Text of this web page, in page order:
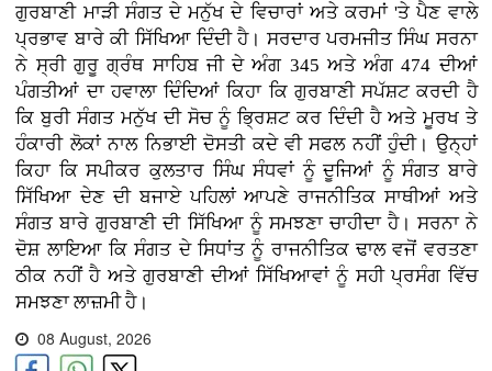
ਗੁਰਬਾਣੀ ਮਾੜੀ ਸੰਗਤ ਦੇ ਮਨੁੱਖ ਦੇ ਵਿਚਾਰਾਂ ਅਤੇ ਕਰਮਾਂ 'ਤੇ ਪੈਣ ਵਾਲੇ
ਪ੍ਰਭਾਵ ਬਾਰੇ ਕੀ ਸਿੱਖਿਆ ਦਿੰਦੀ ਹੈ। ਸਰਦਾਰ ਪਰਮਜੀਤ ਸਿੰਘ ਸਰਨਾ
ਨੇ ਸ੍ਰੀ ਗੁਰੂ ਗ੍ਰੰਥ ਸਾਹਿਬ ਜੀ ਦੇ ਅੰਗ 345 ਅਤੇ ਅੰਗ 474 ਦੀਆਂ
ਪੰਗਤੀਆਂ ਦਾ ਹਵਾਲਾ ਦਿੰਦਿਆਂ ਕਿਹਾ ਕਿ ਗੁਰਬਾਣੀ ਸਪੱਸ਼ਟ ਕਰਦੀ ਹੈ
ਕਿ ਬੁਰੀ ਸੰਗਤ ਮਨੁੱਖ ਦੀ ਸੋਚ ਨੂੰ ਭ੍ਰਿਸ਼ਟ ਕਰ ਦਿੰਦੀ ਹੈ ਅਤੇ ਮੂਰਖ ਤੇ
ਹੰਕਾਰੀ ਲੋਕਾਂ ਨਾਲ ਨਿਭਾਈ ਦੋਸਤੀ ਕਦੇ ਵੀ ਸਫਲ ਨਹੀਂ ਹੁੰਦੀ। ਉਨ੍ਹਾਂ
ਕਿਹਾ ਕਿ ਸਪੀਕਰ ਕੁਲਤਾਰ ਸਿੰਘ ਸੰਧਵਾਂ ਨੂੰ ਦੂਜਿਆਂ ਨੂੰ ਸੰਗਤ ਬਾਰੇ
ਸਿੱਖਿਆ ਦੇਣ ਦੀ ਬਜਾਏ ਪਹਿਲਾਂ ਆਪਣੇ ਰਾਜਨੀਤਿਕ ਸਾਥੀਆਂ ਅਤੇ
ਸੰਗਤ ਬਾਰੇ ਗੁਰਬਾਣੀ ਦੀ ਸਿੱਖਿਆ ਨੂੰ ਸਮਝਣਾ ਚਾਹੀਦਾ ਹੈ। ਸਰਨਾ ਨੇ
ਦੋਸ਼ ਲਾਇਆ ਕਿ ਸੰਗਤ ਦੇ ਸਿਧਾਂਤ ਨੂੰ ਰਾਜਨੀਤਿਕ ਢਾਲ ਵਜੋਂ ਵਰਤਣਾ
ਠੀਕ ਨਹੀਂ ਹੈ ਅਤੇ ਗੁਰਬਾਣੀ ਦੀਆਂ ਸਿੱਖਿਆਵਾਂ ਨੂੰ ਸਹੀ ਪ੍ਰਸੰਗ ਵਿੱਚ
ਸਮਝਣਾ ਲਾਜ਼ਮੀ ਹੈ।
08 August, 2026